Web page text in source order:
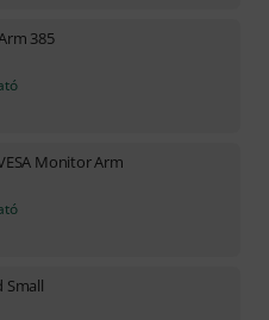
385
Monitor Arm
Small